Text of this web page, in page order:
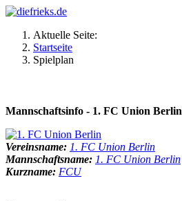
Aktuelle Seite:
Startseite
Spielplan
Mannschaftsinfo - 1. FC Union Berlin
Vereinsname: 1. FC Union Berlin
Mannschaftsname: 1. FC Union Berlin
Kurzname: FCU